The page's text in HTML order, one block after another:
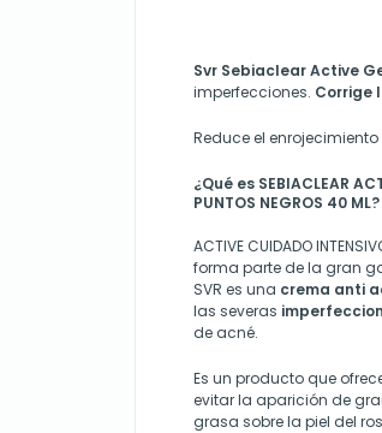
Svr Sebiaclear Active
imperfecciones. Corrige
Reduce el
¿Qué es SEBIACLEAR
PUNTOS NEGROS 40 ML?
ACTIVE CUIDADO
forma parte de la gran
SVR es una crema anti
las severas
de acné.
Es un producto que
evitar la aparición de
grasa sobre la piel del